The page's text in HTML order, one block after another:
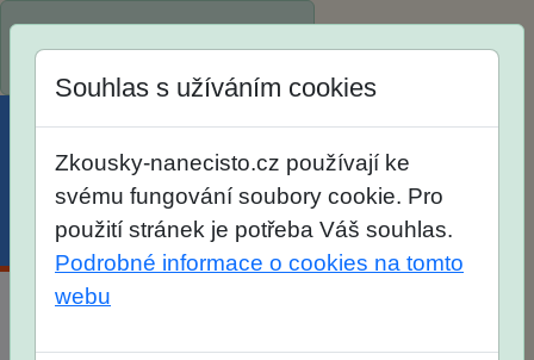
Menu Účet Košík
Souhlas s užíváním cookies
Zkousky-nanecisto.cz používají ke
svému fungování soubory cookie. Pro
použití stránek je potřeba Váš souhlas.
Podrobné informace o cookies na tomto
webu